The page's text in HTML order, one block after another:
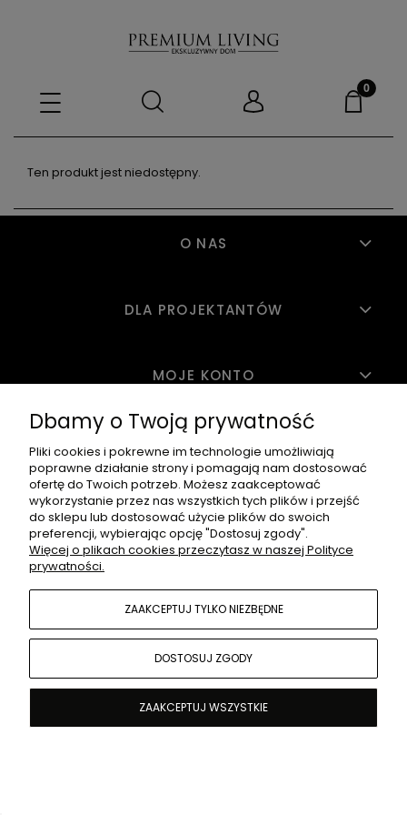
Ten produkt jest niedostępny.
O NAS
DLA PROJEKTANTÓW
MOJE KONTO
Sklep internetowy Shoper.pl
POKAŻ PEŁNĄ WERSJĘ STRONY
Dbamy o Twoją prywatność
Pliki cookies i pokrewne im technologie umożliwiają
poprawne działanie strony i pomagają nam dostosować
ofertę do Twoich potrzeb. Możesz zaakceptować
wykorzystanie przez nas wszystkich tych plików i przejść
do sklepu lub dostosować użycie plików do swoich
preferencji, wybierając opcję "Dostosuj zgody".
Więcej o plikach cookies przeczytasz w naszej Polityce
prywatności.
ZAAKCEPTUJ TYLKO NIEZBĘDNE
DOSTOSUJ ZGODY
ZAAKCEPTUJ WSZYSTKIE